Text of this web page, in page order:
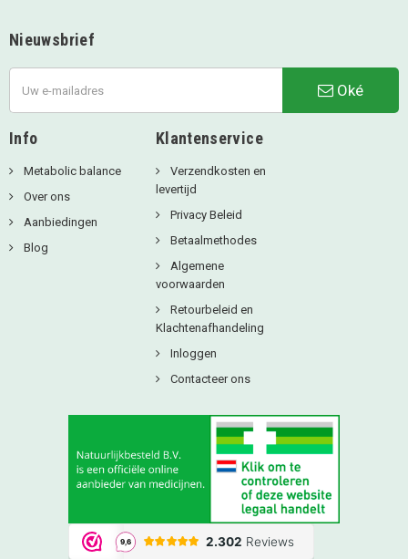
Nieuwsbrief
Oké
Info
Metabolic balance
Over ons
Aanbiedingen
Blog
Klantenservice
Verzendkosten en
levertijd
Privacy Beleid
Betaalmethodes
Algemene
voorwaarden
Retourbeleid en
Klachtenafhandeling
Inloggen
Contacteer ons